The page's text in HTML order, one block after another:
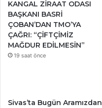
KANGAL ZİRAAT ODASI
BAŞKANI BASRİ
ÇOBAN’DAN TMO’YA
ÇAĞRI: “ÇİFTÇİMİZ
MAĞDUR EDİLMESİN”
19 saat önce
Sivas’ta Bugün Aramızdan